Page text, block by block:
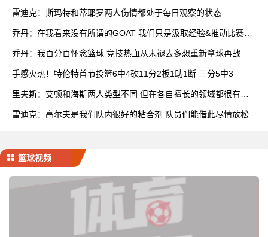
雷迪克：斯玛特和蒂耶罗两人伤情都处于每日观察的状态
乔丹：在我看来没有所谓的GOAT 我们只是汲取经验&推动比赛发
乔丹：我百分百怀念篮球 竞技热血从未褪去多想重新拿球再战一
手感火热！特伦特首节投篮6中4砍11分2板1助1断 三分5中3
里夫斯：艾顿和海斯两人类型不同 但在各自擅长的领域都很有效
雷迪克：高尔夫是我们队内很好的粘合剂 队员们能借此尽情放松
篮球视频